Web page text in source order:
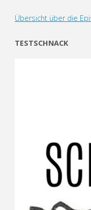
Übersicht über die
TESTSCHNACK